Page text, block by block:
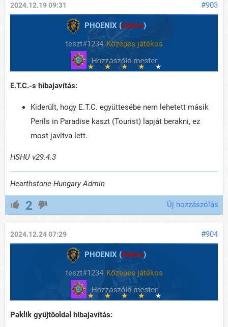
#903
2024.12.19 09:31
PHOENIX (Admin)
teszt#1234 Közepes játékos
E.T.C.-s hibajavítás:
Kiderült, hogy E.T.C. együttesébe nem lehetett másik
Perils in Paradise kaszt (Tourist) lapját berakni, ez
most javítva lett.
HSHU v29.4.3
Hearthstone Hungary Admin
2 Új hozzászólás
#904
2024.12.24 07:29
PHOENIX (Admin)
teszt#1234 Közepes játékos
Paklik gyűjtőoldal hibajavítás: